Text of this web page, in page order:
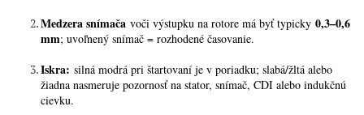
Medzera snímača voči výstupku na rotore má byť typicky 0,3–0,6
mm; uvoľnený snímač = rozhodené časovanie.
Iskra: silná modrá pri štartovaní je v poriadku; slabá/žltá alebo
žiadna nasmeruje pozornosť na stator, snímač, CDI alebo indukčnú
cievku.